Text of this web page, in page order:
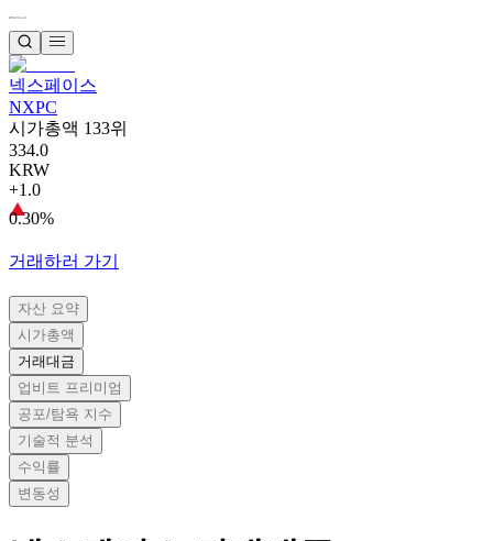
넥스페이스
NXPC
시가총액 133위
334.0
KRW
+1.0
0.30%
거래하러 가기
자산 요약
시가총액
거래대금
업비트 프리미엄
공포/탐욕 지수
기술적 분석
수익률
변동성